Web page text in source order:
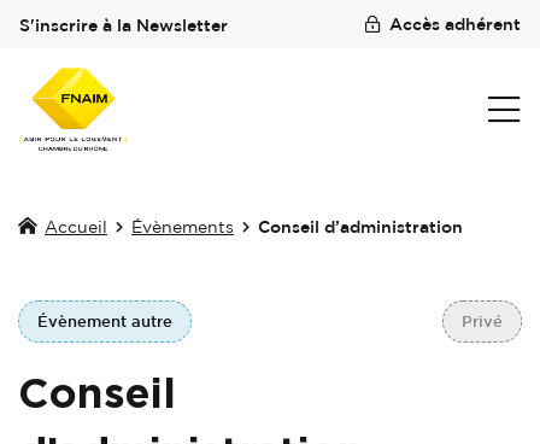
S'inscrire à la Newsletter Accès adhérent
Accueil Évènements Conseil d’administration
Évènement autre Privé
Conseil